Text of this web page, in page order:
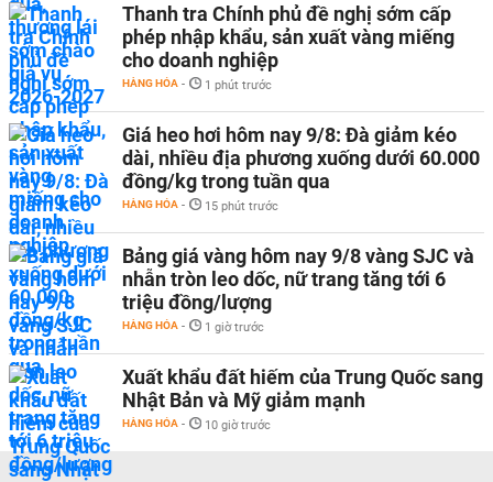
Thanh tra Chính phủ đề nghị sớm cấp
phép nhập khẩu, sản xuất vàng miếng
cho doanh nghiệp
HÀNG HÓA - 1 phút trước
Giá heo hơi hôm nay 9/8: Đà giảm kéo
dài, nhiều địa phương xuống dưới 60.000
đồng/kg trong tuần qua
HÀNG HÓA - 15 phút trước
Bảng giá vàng hôm nay 9/8 vàng SJC và
nhẫn tròn leo dốc, nữ trang tăng tới 6
triệu đồng/lượng
HÀNG HÓA - 1 giờ trước
Xuất khẩu đất hiếm của Trung Quốc sang
Nhật Bản và Mỹ giảm mạnh
HÀNG HÓA - 10 giờ trước